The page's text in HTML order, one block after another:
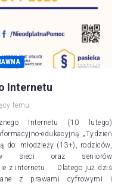
Internetu
temu
Internetu (10 lutego)
edukacyjną „Tydzień
do: młodzieży (13+), rodziców,
sieci oraz seniorów
z internetu. Dlatego już dziś
z prawami cyfrowymi i